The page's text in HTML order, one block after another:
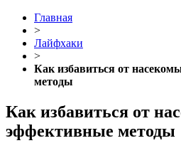
Главная
>
Лайфхаки
>
Как избавиться от
методы
Как избавиться от
эффективные методы